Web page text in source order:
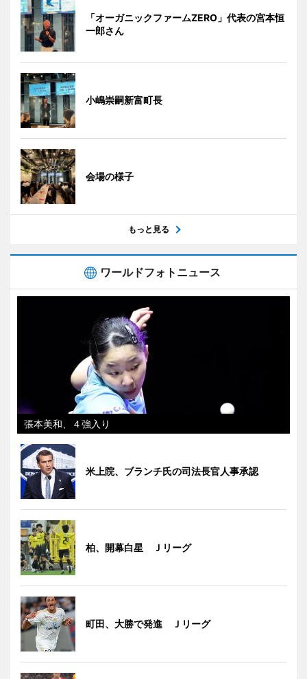
「オーガニックファームZERO」代表の宮本恒
一郎さん
小嶋崇嗣新富町長
会場の様子
もっと見る
ワールドフォトニュース
張本美和、４強入り
米上院、ブランチ氏の司法長官人事承認
柏、開幕白星 Ｊリーグ
町田、大勝で発進 Ｊリーグ